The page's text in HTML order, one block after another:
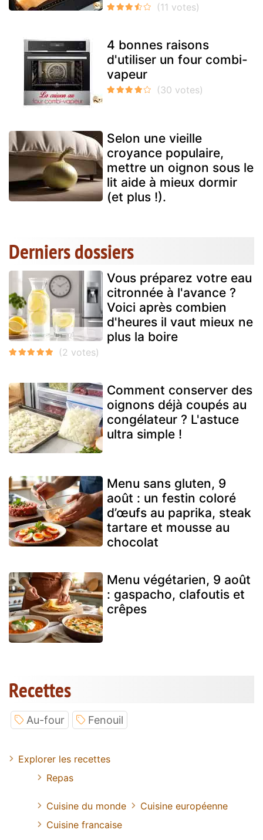
4 bonnes raisons
d'utiliser un four combi-
vapeur
Selon une vieille
croyance populaire,
mettre un oignon sous le
lit aide à mieux dormir
(et plus !).
Derniers dossiers
Vous préparez votre eau
citronnée à l'avance ?
Voici après combien
d'heures il vaut mieux ne
plus la boire
Comment conserver des
oignons déjà coupés au
congélateur ? L'astuce
ultra simple !
Menu sans gluten, 9
août : un festin coloré
d’œufs au paprika, steak
tartare et mousse au
chocolat
Menu végétarien, 9 août
: gaspacho, clafoutis et
crêpes
Recettes
Au-four Fenouil
Explorer les recettes
Repas
Cuisine du monde
Cuisine européenne
Cuisine francaise